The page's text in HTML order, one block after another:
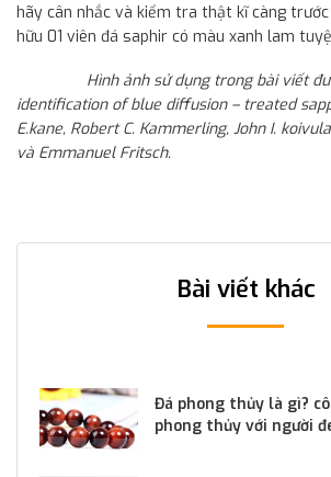
hãy cân nhắc và kiểm tra thật kĩ càng
hữu 01 viên đá saphir có màu xanh lam
Hình ảnh sử dụng trong bài viết
identification of blue diffusion – treated
E.kane, Robert C. Kammerling, John I.
và Emmanuel Fritsch.
Bài viết khác
Đá phong thủy là gì?
phong thủy với người